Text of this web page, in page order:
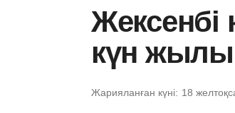
Жексенбі
күн
Жарияланған күні: 18